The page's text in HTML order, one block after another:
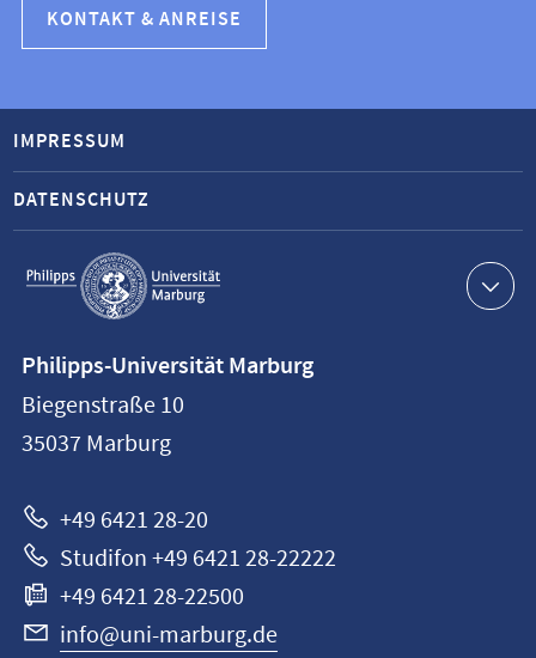
KONTAKT & ANREISE
Service-
Navigation
IMPRESSUM
DATENSCHUTZ
Philipps-
Universität
Marburg
Philipps-Universität Marburg
Biegenstraße 10
35037 Marburg
+49 6421 28-20
Studifon +49 6421 28-22222
+49 6421 28-22500
info@uni-marburg.de